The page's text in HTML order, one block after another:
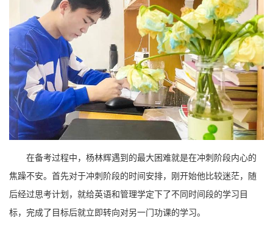
在备考过程中，杨林辉遇到的最大困难就是在冲刺阶段内心的
焦躁不安。首先对于冲刺阶段的时间安排，刚开始他比较迷茫，随
后经过思考计划，就给英语和管理学定下了不同时间段的学习目
标，完成了目标后就立即转向对另一门功课的学习。